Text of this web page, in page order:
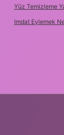
Yüz Temizleme
Imdat Eylemek